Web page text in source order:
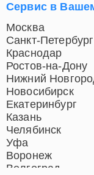
Сервис в
Москва
Санкт-Петербург
Краснодар
Ростов-на-Дону
Нижний
Новосибирск
Екатеринбург
Казань
Челябинск
Уфа
Воронеж
Волгоград